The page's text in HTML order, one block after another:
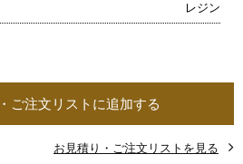
レジン
ご注文リストに追加する
お見積り・ご注文リストを見る